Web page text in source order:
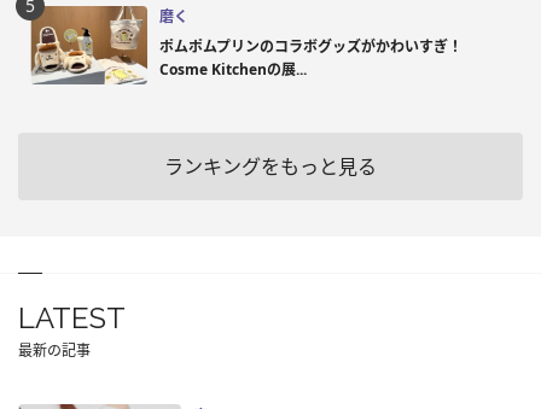
磨く
ポムポムプリンのコラボグッズがかわいすぎ！
Cosme Kitchenの展...
ランキングをもっと見る
LATEST
最新の記事